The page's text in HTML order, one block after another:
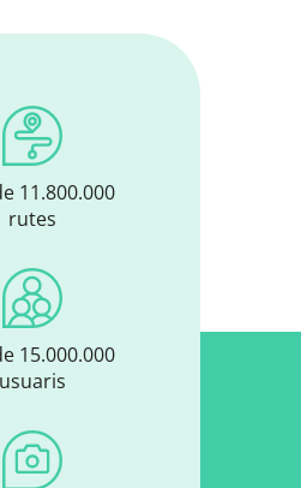
11.800.000
rutes
15.000.000
usuaris